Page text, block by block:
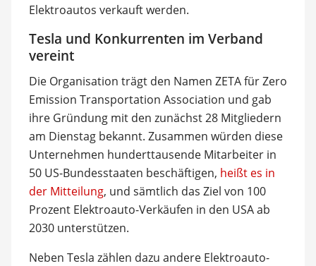
Elektroautos verkauft werden.
Tesla und Konkurrenten im Verband
vereint
Die Organisation trägt den Namen ZETA für Zero
Emission Transportation Association und gab
ihre Gründung mit den zunächst 28 Mitgliedern
am Dienstag bekannt. Zusammen würden diese
Unternehmen hunderttausende Mitarbeiter in
50 US-Bundesstaaten beschäftigen, heißt es in
der Mitteilung, und sämtlich das Ziel von 100
Prozent Elektroauto-Verkäufen in den USA ab
2030 unterstützen.
Neben Tesla zählen dazu andere Elektroauto-